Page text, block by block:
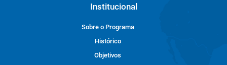
Institucional
Sobre o Programa
Histórico
Objetivos